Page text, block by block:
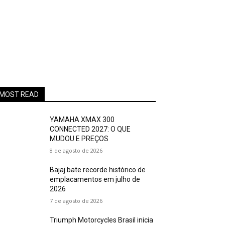
MOST READ
YAMAHA XMAX 300
CONNECTED 2027: O QUE
MUDOU E PREÇOS
8 de agosto de 2026
Bajaj bate recorde histórico de
emplacamentos em julho de
2026
7 de agosto de 2026
Triumph Motorcycles Brasil inicia